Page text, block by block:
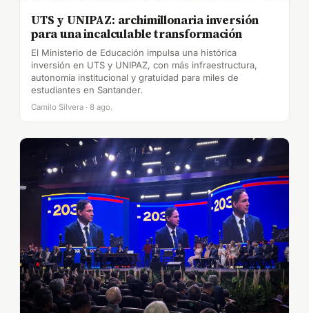
UTS y UNIPAZ: archimillonaria inversión
para una incalculable transformación
El Ministerio de Educación impulsa una histórica
inversión en UTS y UNIPAZ, con más infraestructura,
autonomía institucional y gratuidad para miles de
estudiantes en Santander.
Camilo Silvera · 8 ago.